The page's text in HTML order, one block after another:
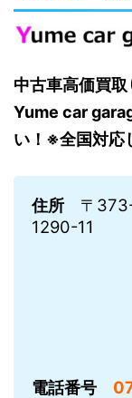
中古車高価買
Yume car
い！※全国対応
住所 〒373-
1290-11
電話番号